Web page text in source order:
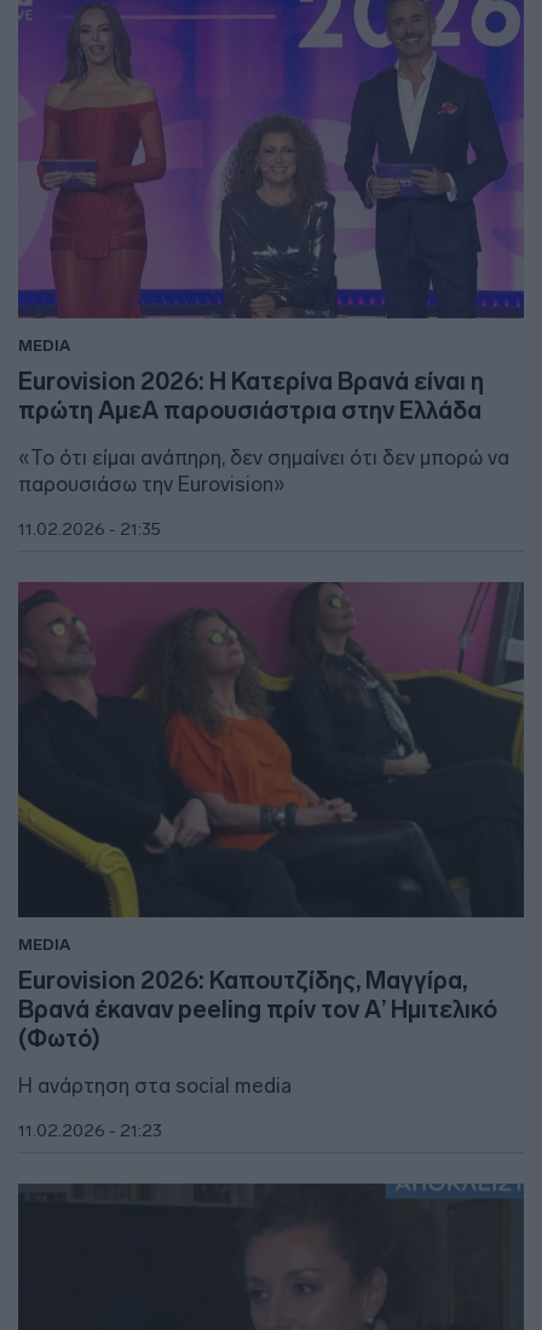
MEDIA
Eurovision 2026: Η Κατερίνα Βρανά είναι η
πρώτη ΑμεΑ παρουσιάστρια στην Ελλάδα
«Το ότι είμαι ανάπηρη, δεν σημαίνει ότι δεν μπορώ να
παρουσιάσω την Eurovision»
11.02.2026 - 21:35
MEDIA
Εurovision 2026: Καπουτζίδης, Μαγγίρα,
Βρανά έκαναν peeling πρίν τον Α’ Ημιτελικό
(Φωτό)
Η ανάρτηση στα social media
11.02.2026 - 21:23